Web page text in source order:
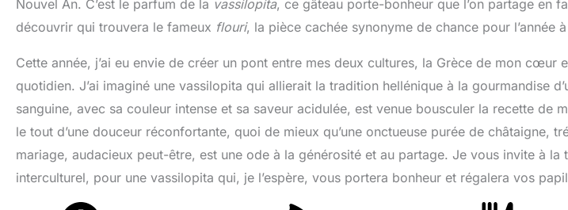
Nouvel An. C’est le parfum de la vassilopita, ce gâteau porte-bonheur que l’on partage en
découvrir qui trouvera le fameux flouri, la pièce cachée synonyme de chance pour l’année
Cette année, j’ai eu envie de créer un pont entre mes deux cultures, la Grèce de mon cœur
quotidien. J’ai imaginé une vassilopita qui allierait la tradition hellénique à la gourmandise
sanguine, avec sa couleur intense et sa saveur acidulée, est venue bousculer la recette de
le tout d’une douceur réconfortante, quoi de mieux qu’une onctueuse purée de châtaigne,
mariage, audacieux peut-être, est une ode à la générosité et au partage. Je vous invite à la
interculturel, pour une vassilopita qui, je l’espère, vous portera bonheur et régalera vos